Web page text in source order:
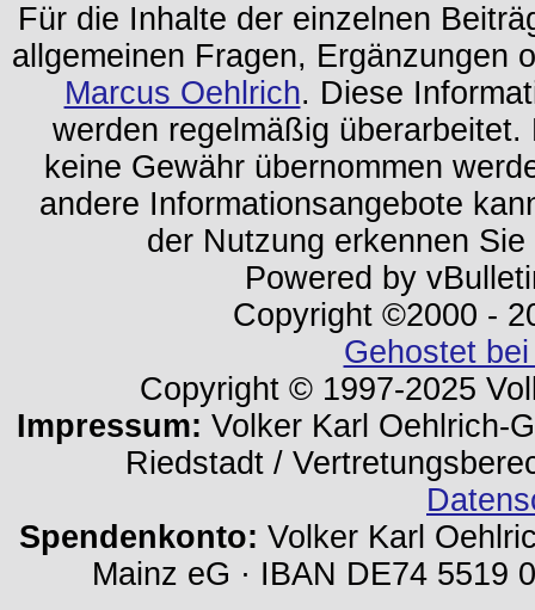
Für die Inhalte der einzelnen
allgemeinen Fragen, Ergänzungen
Marcus Oehlrich. Diese
werden regelmäßig
keine Gewähr übernommen
andere Informationsangebote
der Nutzung erkennen
Powered by
Copyright ©2000 -
Gehostet
Copyright © 1997-2025
Impressum: Volker Karl Oehlrich-
Riedstadt /
Spendenkonto: Volker Karl
Mainz eG · IBAN DE74 5519